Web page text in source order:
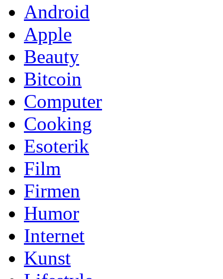
Android
Apple
Beauty
Bitcoin
Computer
Cooking
Esoterik
Film
Firmen
Humor
Internet
Kunst